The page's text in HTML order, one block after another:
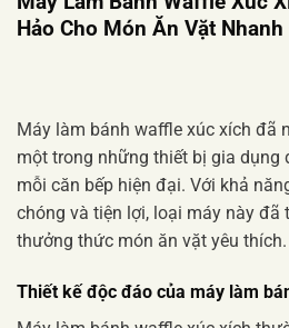
Hảo Cho Món Ăn Vặt Nhanh
Máy làm bánh waffle xúc xích đã
một trong những thiết bị gia dụng
mỗi căn bếp hiện đại. Với khả
chóng và tiện lợi, loại máy này đã
thưởng thức món ăn vặt yêu thích.
Thiết kế độc đáo của máy làm